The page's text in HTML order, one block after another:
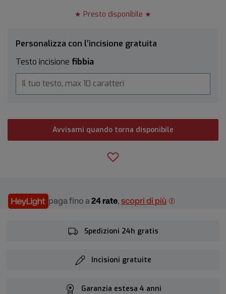
★ Presto disponibile ★
Personalizza con l’incisione gratuita
Testo incisione fibbia
Avvisami quando torna disponibile
paga fino a 24 rate, scopri di più
Spedizioni 24h gratis
Incisioni gratuite
Garanzia estesa 4 anni